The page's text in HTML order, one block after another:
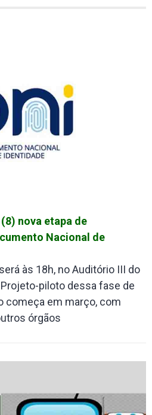
nova etapa de
Nacional de
às 18h, no Auditório III do
piloto dessa fase de
começa em março, com
órgãos